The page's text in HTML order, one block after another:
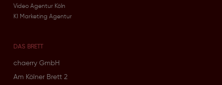
Video Agentur Köln
KI Marketing Agentur
DAS BRETT
chaerry GmbH
Am Kölner Brett 2